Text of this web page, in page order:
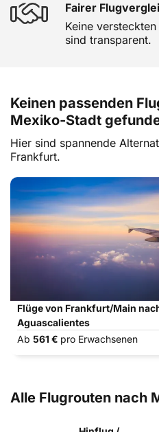
Fairer
Keine
sind transparent.
Keinen passenden
Mexiko-Stadt
Hier sind spannende
Frankfurt.
Flüge von Frankfurt/Main
Aguascalientes
Ab 561 € pro Erwachsenen
Alle Flugrouten nach